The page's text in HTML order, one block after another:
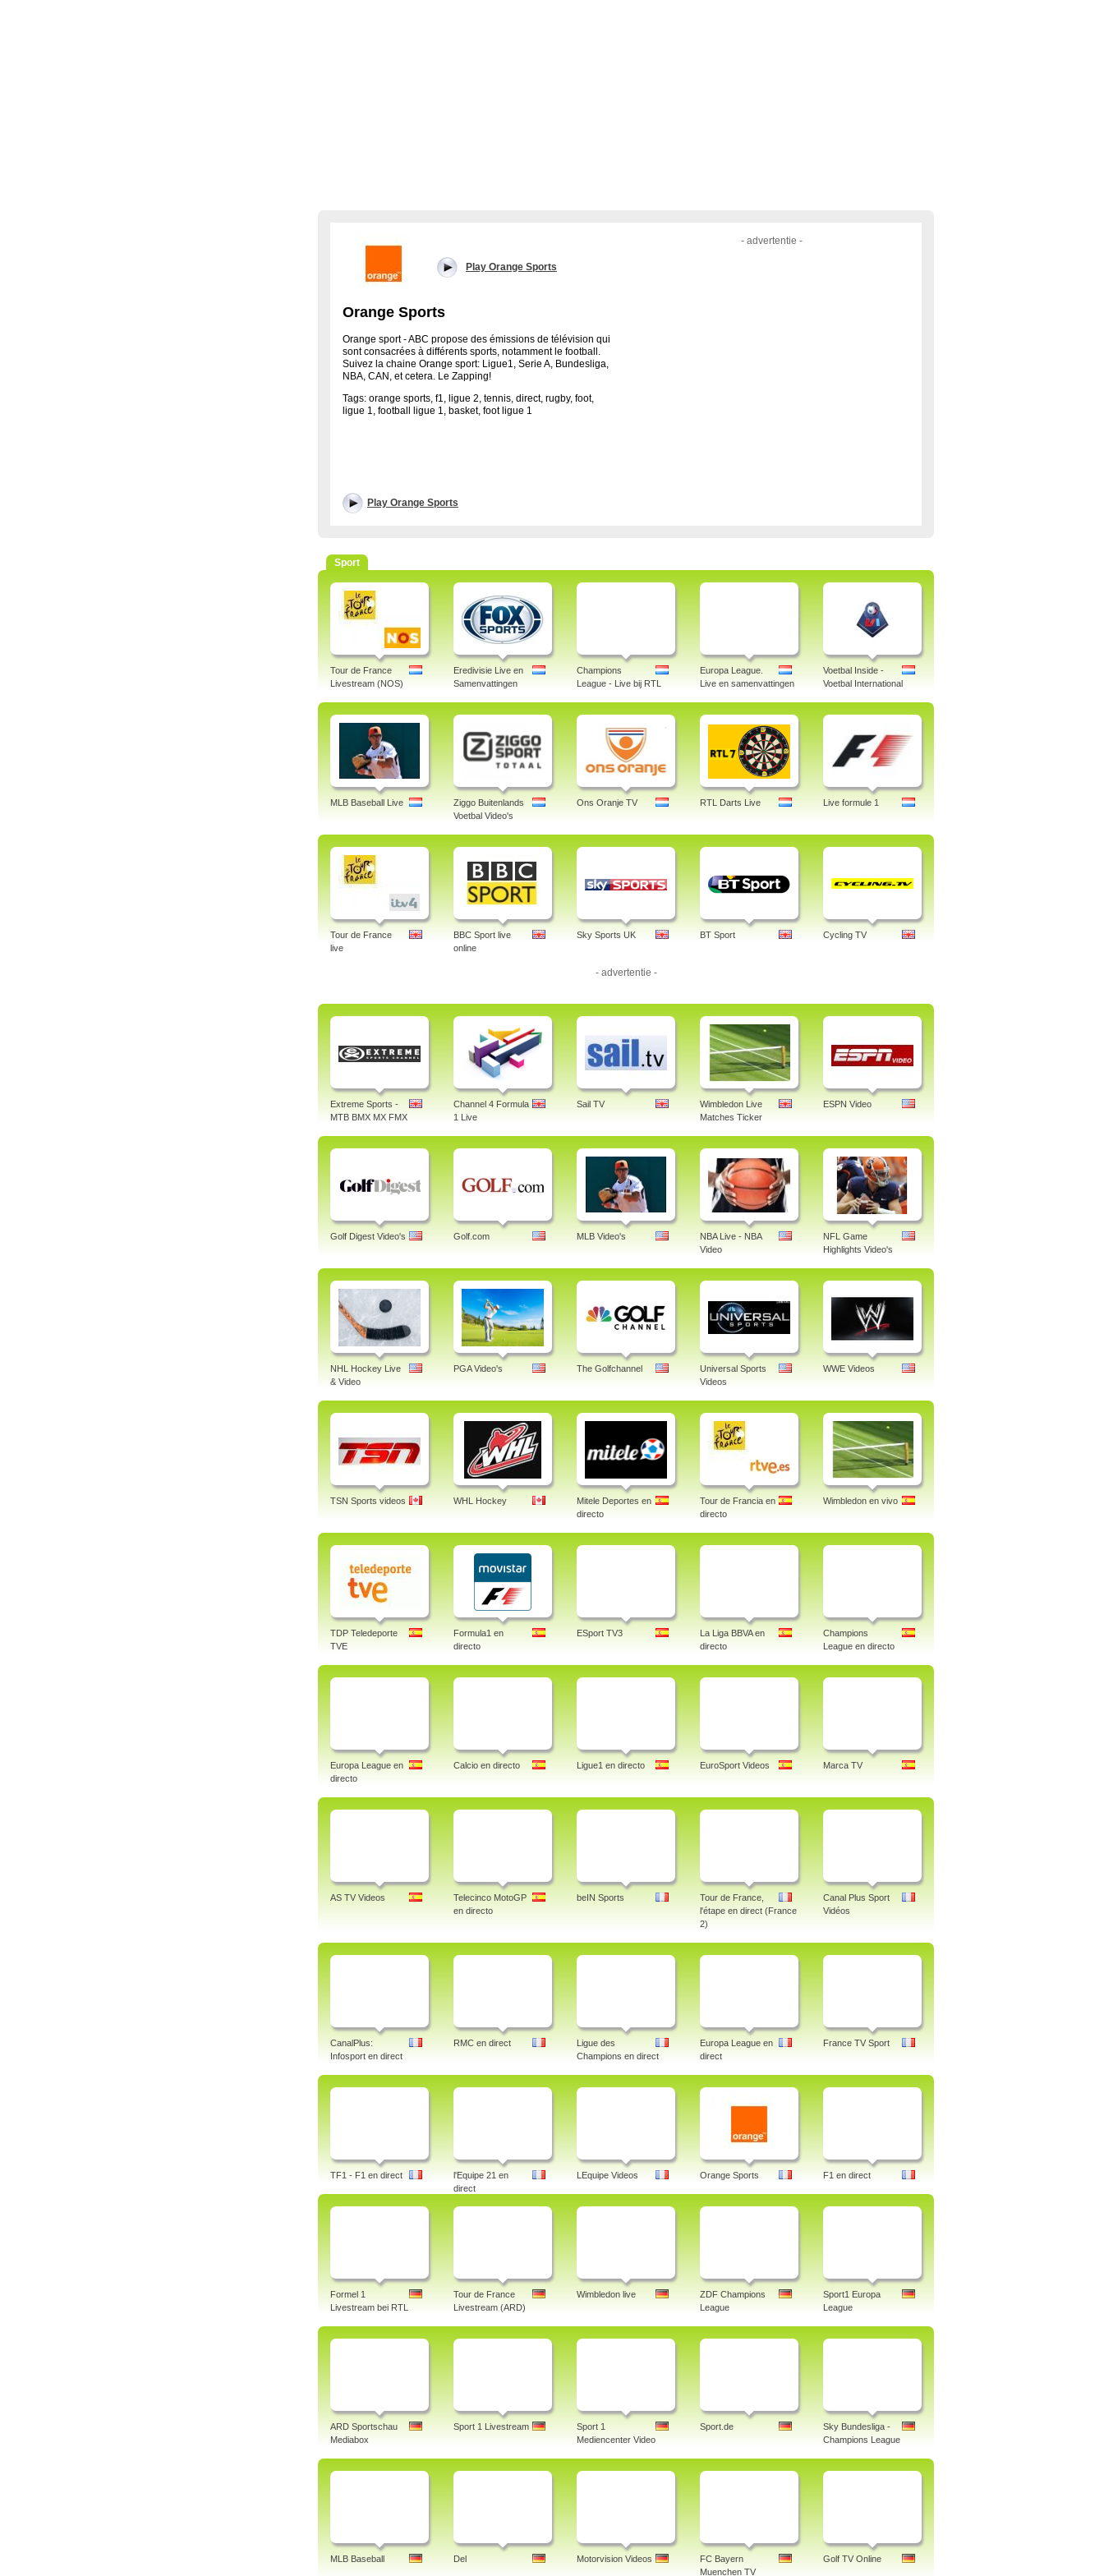
- advertentie -
Play Orange Sports
Orange Sports
Orange sport - ABC propose des émissions de télévision qui
sont consacrées à différents sports, notamment le football.
Suivez la chaine Orange sport: Ligue1, Serie A, Bundesliga,
NBA, CAN, et cetera. Le Zapping!
Tags: orange sports, f1, ligue 2, tennis, direct, rugby, foot,
ligue 1, football ligue 1, basket, foot ligue 1
Play Orange Sports
Sport
Tour de France
Livestream (NOS)
Eredivisie Live en
Samenvattingen
Champions
League - Live bij RTL
Europa League.
Live en samenvattingen
Voetbal Inside -
Voetbal International
MLB Baseball Live
Ziggo Buitenlands
Voetbal Video's
Ons Oranje TV RTL Darts Live Live formule 1
Tour de France
live
BBC Sport live
online
Sky Sports UK BT Sport Cycling TV
- advertentie -
Extreme Sports -
MTB BMX MX FMX
Channel 4 Formula
1 Live
Sail TV
Wimbledon Live
Matches Ticker
ESPN Video
Golf Digest Video's Golf.com MLB Video's
NBA Live - NBA
Video
NFL Game
Highlights Video's
NHL Hockey Live
& Video
PGA Video's The Golfchannel
Universal Sports
Videos
WWE Videos
TSN Sports videos WHL Hockey
Mitele Deportes en
directo
Tour de Francia en
directo
Wimbledon en vivo
TDP Teledeporte
TVE
Formula1 en
directo
ESport TV3
La Liga BBVA en
directo
Champions
League en directo
Europa League en
directo
Calcio en directo Ligue1 en directo EuroSport Videos Marca TV
AS TV Videos
Telecinco MotoGP
en directo
beIN Sports
Tour de France,
l'étape en direct (France
2)
Canal Plus Sport
Vidéos
CanalPlus:
Infosport en direct
RMC en direct
Ligue des
Champions en direct
Europa League en
direct
France TV Sport
TF1 - F1 en direct
l'Equipe 21 en
direct
LEquipe Videos Orange Sports F1 en direct
Formel 1
Livestream bei RTL
Tour de France
Livestream (ARD)
Wimbledon live
ZDF Champions
League
Sport1 Europa
League
ARD Sportschau
Mediabox
Sport 1 Livestream
Sport 1
Mediencenter Video
Sport.de
Sky Bundesliga -
Champions League
MLB Baseball Del Motorvision Videos
FC Bayern
Muenchen TV
Golf TV Online